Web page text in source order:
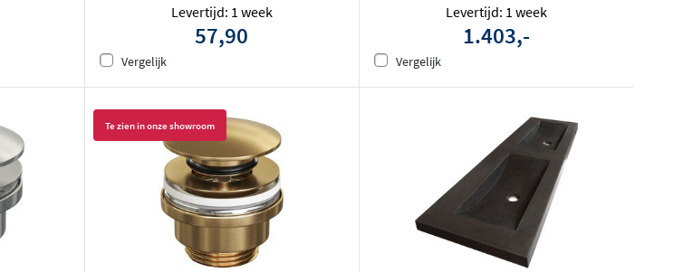
Levertijd: 1 week
57,90
Vergelijk
Levertijd: 1 week
1.403,-
Vergelijk
Te zien in onze showroom